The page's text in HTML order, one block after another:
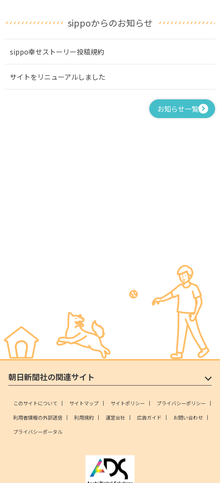
sippoからのお知らせ
sippo幸せストーリー投稿規約
サイトをリニューアルしました
お知らせ一覧
朝日新聞社の関連サイト
このサイトについて サイトマップ サイトポリシー
プライバシーポリシー
利用者情報の外部送信
利用規約 運営会社 広告ガイド
お問い合わせ
プライバシーポータル